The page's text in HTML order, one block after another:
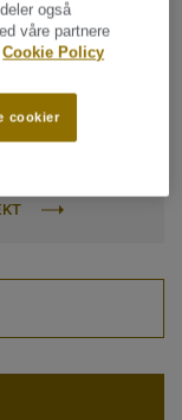
14001
også
våre partnere
Cookie Policy
cookier